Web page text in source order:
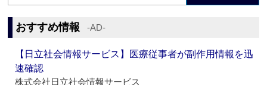
おすすめ情報 ‐AD‐
【日立社会情報サービス】医療従事者が副作用情報を迅
速確認
株式会社日立社会情報サービス